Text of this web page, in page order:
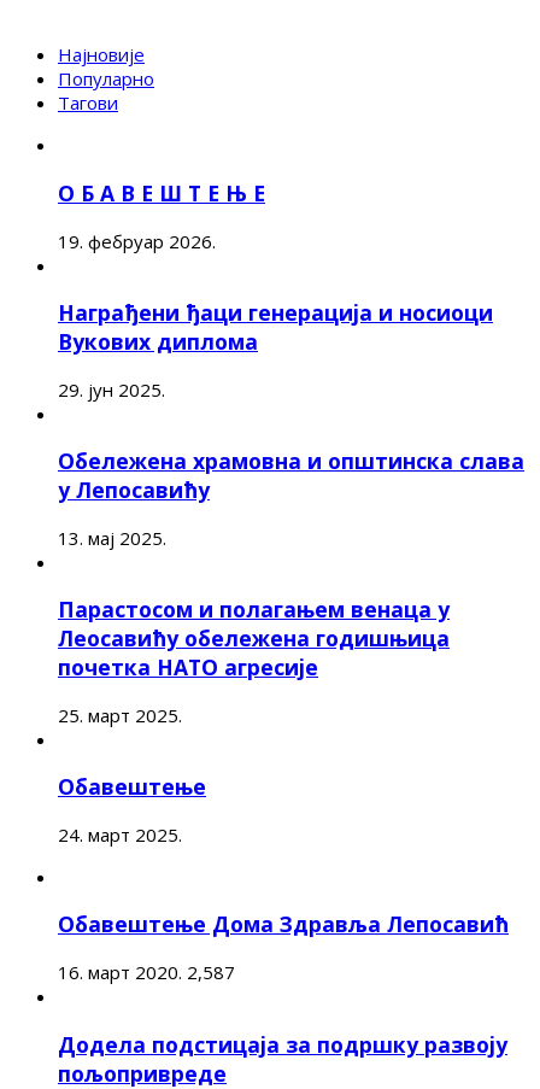
Најновије
Популарно
Тагови
О Б А В Е Ш Т Е Њ Е
19. фебруар 2026.
Награђени ђаци генерација и носиоци
Вукових диплома
29. јун 2025.
Обележена храмовна и општинска слава
у Лепосавићу
13. мај 2025.
Парастосом и полагањем венаца у
Леосавићу обележена годишњица
почетка НАТО агресије
25. март 2025.
Обавештење
24. март 2025.
Обавештење Дома Здравља Лепосавић
16. март 2020. 2,587
Додела подстицаја за подршку развоју
пољопривреде